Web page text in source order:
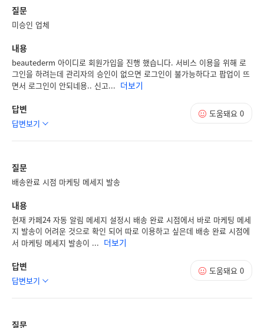
질문
미승인 업체
내용
beautederm 아이디로 회원가입을 진행 했습니다. 서비스 이용을 위해 로
그인을 하려는데 관리자의 승인이 없으면 로그인이 불가능하다고 팝업이 뜨
면서 로그인이 안되네용.. 신고... 더보기
도움돼요 0
답변
답변보기
질문
배송완료 시점 마케팅 메세지 발송
내용
현재 카페24 자동 알림 메세지 설정시 배송 완료 시점에서 바로 마케팅 메세
지 발송이 어려운 것으로 확인 되어 따로 이용하고 싶은데 배송 완료 시점에
서 마케팅 메세지 발송이 ... 더보기
도움돼요 0
답변
답변보기
질문